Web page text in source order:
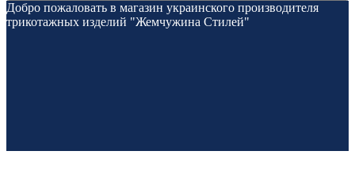
Добро пожаловать в магазин украинского производителя
трикотажных изделий "Жемчужина Стилей"